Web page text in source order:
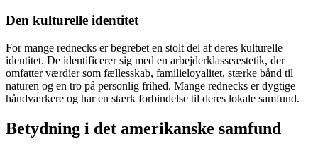
Den kulturelle identitet
For mange rednecks er begrebet en stolt del af deres kulturelle
identitet. De identificerer sig med en arbejderklasseæstetik, der
omfatter værdier som fællesskab, familieloyalitet, stærke bånd til
naturen og en tro på personlig frihed. Mange rednecks er dygtige
håndværkere og har en stærk forbindelse til deres lokale samfund.
Betydning i det amerikanske samfund